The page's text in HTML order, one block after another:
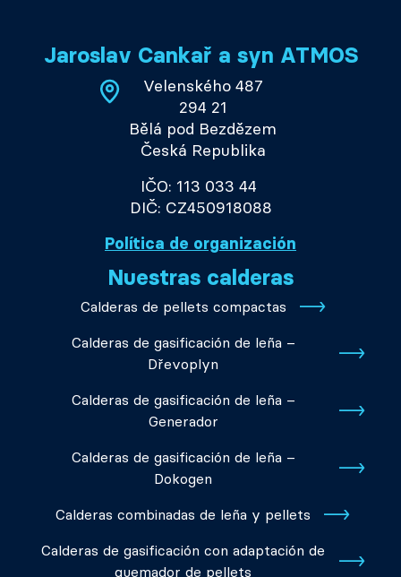
Jaroslav Cankař a syn ATMOS
Velenského 487
294 21
Bělá pod Bezdězem
Česká Republika
IČO: 113 033 44
DIČ: CZ450918088
Política de organización
Nuestras calderas
Calderas de pellets compactas
Calderas de gasificación de leña –
Dřevoplyn
Calderas de gasificación de leña –
Generador
Calderas de gasificación de leña –
Dokogen
Calderas combinadas de leña y pellets
Calderas de gasificación con adaptación de
quemador de pellets